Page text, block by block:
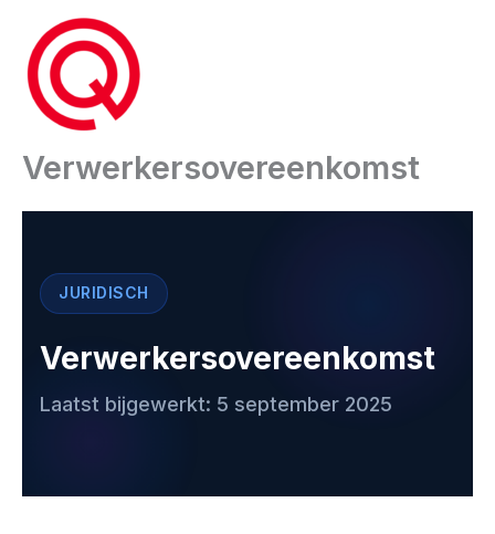
inhoud
Verwerkersovereenkomst
JURIDISCH
Verwerkersovereenkomst
Laatst bijgewerkt: 5 september 2025